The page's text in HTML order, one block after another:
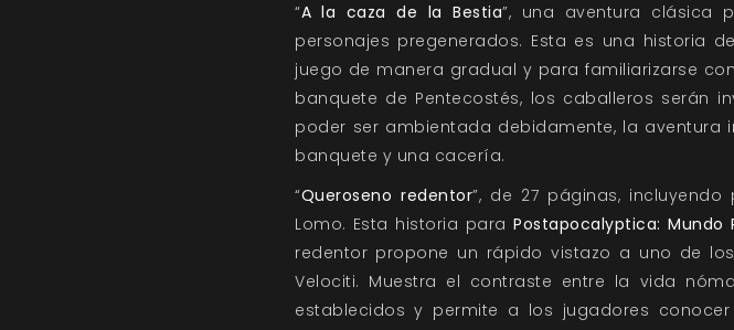
“A la caza de la Bestia”, una aventura clásica
personajes pregenerados. Esta es una historia
juego de manera gradual y para familiarizarse
banquete de Pentecostés, los caballeros serán
poder ser ambientada debidamente, la
banquete y una cacería.
“Queroseno redentor”, de 27 páginas,
Lomo. Esta historia paraPostapocalyptica: Mundo
redentor propone un rápido vistazo a uno de
Velociti. Muestra el contraste entre la vida
establecidos y permite a los jugadores